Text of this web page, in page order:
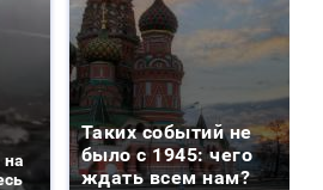
Таких событий не
было с 1945: чего
ждать всем нам?